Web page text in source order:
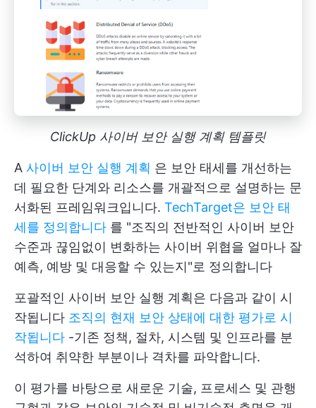
ClickUp 사이버 보안 실행 계획 템플릿
A 사이버 보안 실행 계획 은 보안 태세를 개선하는
데 필요한 단계와 리소스를 개괄적으로 설명하는 문
서화된 프레임워크입니다. TechTarget은 보안 태
세를 정의합니다 를 "조직의 전반적인 사이버 보안
수준과 끊임없이 변화하는 사이버 위협을 얼마나 잘
예측, 예방 및 대응할 수 있는지"로 정의합니다
포괄적인 사이버 보안 실행 계획은 다음과 같이 시
작됩니다 조직의 현재 보안 상태에 대한 평가로 시
작됩니다 -기존 정책, 절차, 시스템 및 인프라를 분
석하여 취약한 부분이나 격차를 파악합니다.
이 평가를 바탕으로 새로운 기술, 프로세스 및 관행